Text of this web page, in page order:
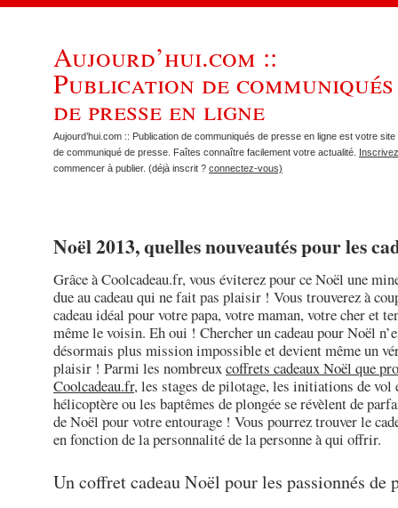
Aujourd’hui.com ::
Publication de communiqués
de presse en ligne
Aujourd’hui.com :: Publication de communiqués de presse en ligne est votre site
de communiqué de presse. Faîtes connaître facilement votre actualité.
commencer à publier. (déjà inscrit ? connectez-vous)
Noël 2013, quelles nouveautés pour les
Grâce à Coolcadeau.fr, vous éviterez pour ce Noël une
due au cadeau qui ne fait pas plaisir ! Vous trouverez à
cadeau idéal pour votre papa, votre maman, votre cher et
même le voisin. Eh oui ! Chercher un cadeau pour Noël
désormais plus mission impossible et devient même un
plaisir ! Parmi les nombreux coffrets cadeaux Noël que
Coolcadeau.fr, les stages de pilotage, les initiations de vol
hélicoptère ou les baptêmes de plongée se révèlent de
de Noël pour votre entourage ! Vous pourrez trouver le
en fonction de la personnalité de la personne à qui offrir.
Un coffret cadeau Noël pour les passionnés de